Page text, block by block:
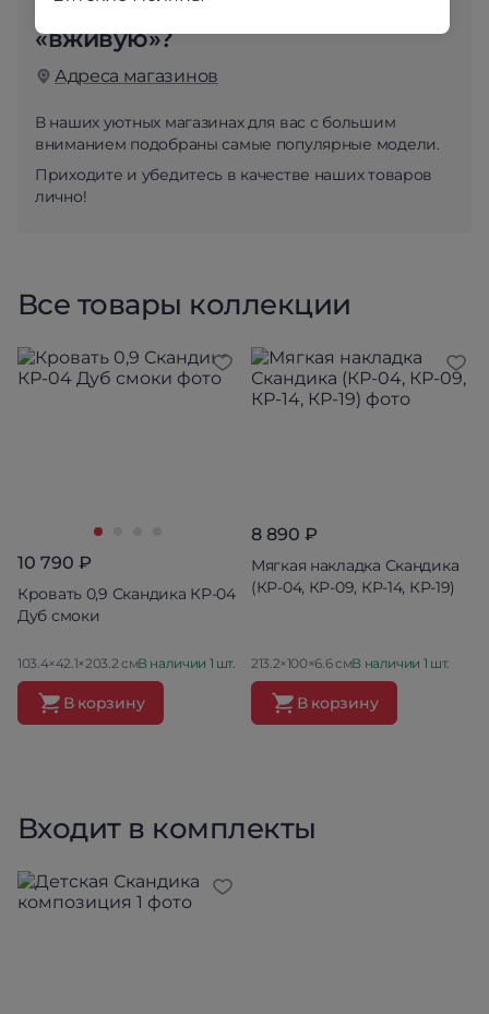
Любите выбирать мебель
«вживую»?
Адреса магазинов
В наших уютных магазинах для вас с большим
вниманием подобраны самые популярные модели.
Приходите и убедитесь в качестве наших товаров
лично!
Все товары коллекции
10 790 ₽
Кровать 0,9 Скандика КР-04
Дуб смоки
103.4×42.1×203.2 смВ наличии 1 шт.
В корзину
8 890 ₽
Мягкая накладка Скандика
(КР-04, КР-09, КР-14, КР-19)
213.2×100×6.6 смВ наличии 1 шт.
В корзину
Входит в комплекты